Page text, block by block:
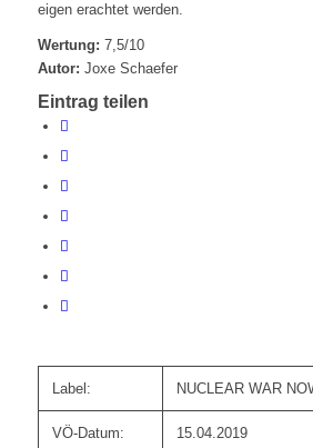
eigen erachtet werden.
Wertung: 7,5/10
Autor: Joxe Schaefer
Eintrag teilen
Label: NUCLEAR WAR
VÖ-Datum: 15.04.2019